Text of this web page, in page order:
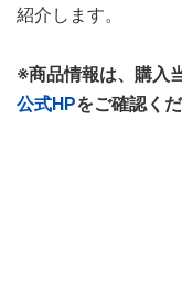
紹介します。
※商品情報は、購入
公式HPをご確認くだ